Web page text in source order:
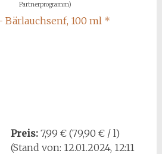
Partnerprogramm)
100 ml *
Preis: 7,99 € (79,90 € / l)
(Stand von: 12.01.2024, 12:11